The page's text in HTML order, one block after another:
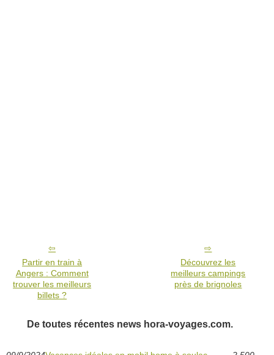
Partir en train à
Angers : Comment
trouver les meilleurs
billets ?
Découvrez les
meilleurs campings
près de brignoles
De toutes récentes news hora-voyages.com.